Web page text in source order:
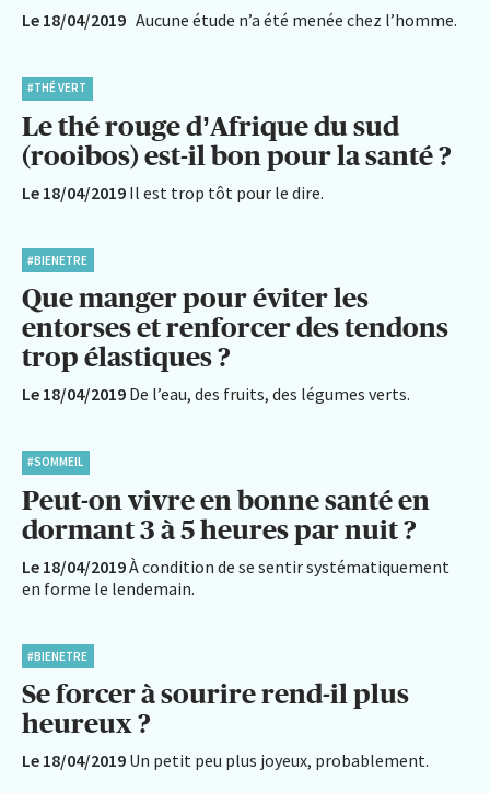
Le 18/04/2019 Aucune étude n’a été menée chez l’homme.
#THÉ VERT
Le thé rouge d’Afrique du sud
(rooibos) est-il bon pour la santé ?
Le 18/04/2019 Il est trop tôt pour le dire.
#BIENETRE
Que manger pour éviter les
entorses et renforcer des tendons
trop élastiques ?
Le 18/04/2019 De l’eau, des fruits, des légumes verts.
#SOMMEIL
Peut-on vivre en bonne santé en
dormant 3 à 5 heures par nuit ?
Le 18/04/2019À condition de se sentir systématiquement
en forme le lendemain.
#BIENETRE
Se forcer à sourire rend-il plus
heureux ?
Le 18/04/2019 Un petit peu plus joyeux, probablement.